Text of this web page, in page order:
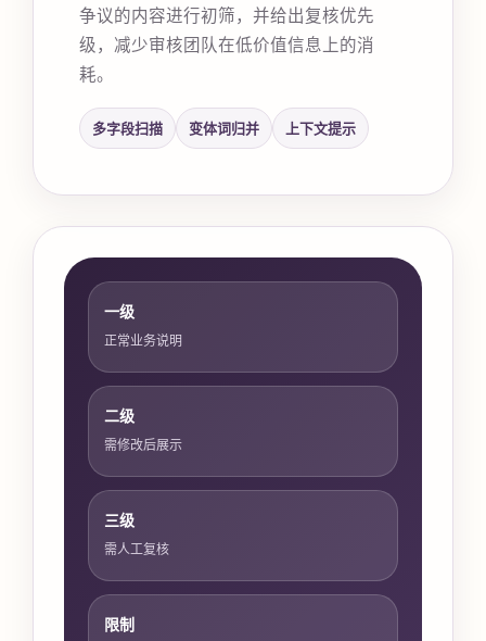
争议的内容进行初筛，并给出复核优先
级，减少审核团队在低价值信息上的消
耗。
多字段扫描 变体词归并 上下文提示
一级
正常业务说明
二级
需修改后展示
三级
需人工复核
限制